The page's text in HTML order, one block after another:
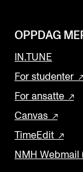
OPPDAG
IN.TUNE
For studenter
For ansatte
Canvas
TimeEdit
NMH Webmail